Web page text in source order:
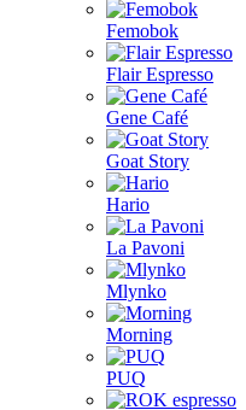
Femobok
Flair Espresso
Gene Café
Goat Story
Hario
La Pavoni
Mlynko
Morning
PUQ